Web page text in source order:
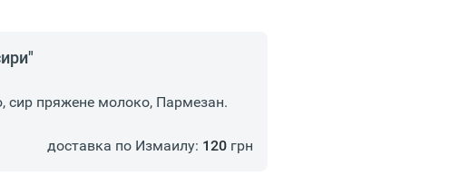
сир пряжене молоко, Пармезан.
доставка по Измаилу: 120грн